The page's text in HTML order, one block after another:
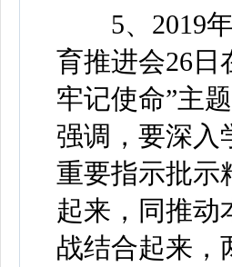
5、2019年9
育推进会26日
牢记使命”主
强调，要深入
重要指示批示
起来，同推动
战结合起来，